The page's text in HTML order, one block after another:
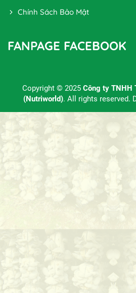
Chính Sách Bảo Mật
FANPAGE FACEBOOK
Copyright © 2025 Công ty TNHH
(Nutriworld). All rights reserved.